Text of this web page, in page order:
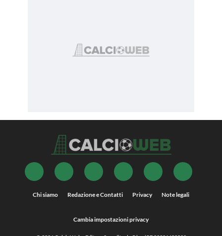
Chi siamo Redazione e Contatti Privacy Note legali
Cambia impostazioni privacy